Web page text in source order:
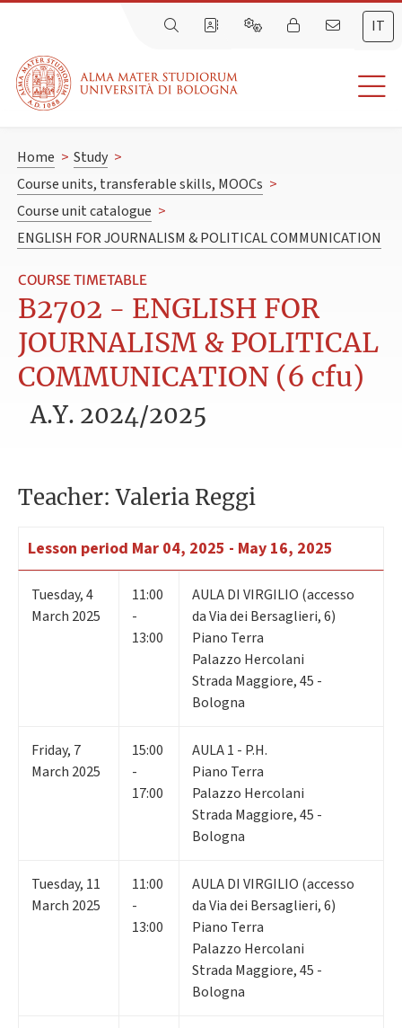
IT
Home > Study >
Course units, transferable skills, MOOCs >
Course unit catalogue >
ENGLISH FOR JOURNALISM & POLITICAL COMMUNICATION
COURSE TIMETABLE
B2702 - ENGLISH FOR
JOURNALISM & POLITICAL
COMMUNICATION (6 cfu)
A.Y. 2024/2025
Teacher: Valeria Reggi
Lesson period Mar 04, 2025 - May 16, 2025
Tuesday,4
March 2025
11:00
-
13:00
AULA DI VIRGILIO (accesso
da Via dei Bersaglieri, 6)
Piano Terra
Palazzo Hercolani
Strada Maggiore, 45 -
Bologna
Friday, 7
March 2025
15:00
-
17:00
AULA 1 - P.H.
Piano Terra
Palazzo Hercolani
Strada Maggiore, 45 -
Bologna
Tuesday, 11
March 2025
11:00
-
13:00
AULA DI VIRGILIO (accesso
da Via dei Bersaglieri, 6)
Piano Terra
Palazzo Hercolani
Strada Maggiore, 45 -
Bologna